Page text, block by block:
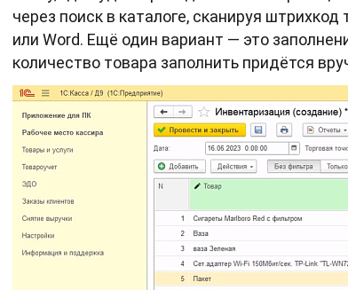
через поиск в каталоге, сканируя
или Word. Ещё один вариант — это
количество товара заполнить придётся